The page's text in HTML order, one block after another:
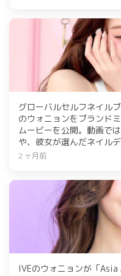
グローバルセルフネイル
のウォニョンをブランド
ムービーを公開。動画で
や、彼女が選んだネイル
月1日から31日までの期
2 ヶ月前
IVEのウォニョンが「